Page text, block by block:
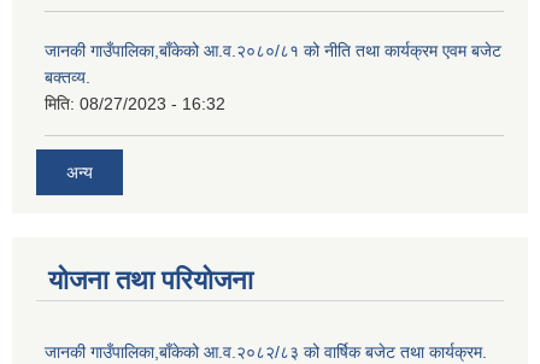
जानकी गाउँपालिका,बाँकेको आ.व.२०८०/८१ को नीति तथा कार्यक्रम एवम बजेट
बक्तव्य.
मिति: 08/27/2023 - 16:32
अन्य
योजना तथा परियोजना
जानकी गाउँपालिका,बाँकेको आ.व.२०८२/८३ को वार्षिक बजेट तथा कार्यक्रम.